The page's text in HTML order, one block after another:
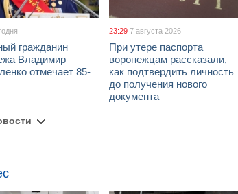
гражданин
Владимир
отмечает 85-
23:29 7 августа 2026
При утере паспорта
воронежцам рассказали,
как подтвердить личность
до получения нового
документа